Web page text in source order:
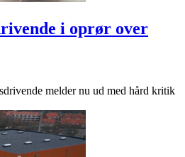
i oprør over
melder nu ud med hård kritik